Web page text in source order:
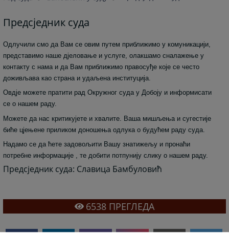
Предсједник суда
Одлучили смо да Вам се овим путем приближимо у комуникацији,
представимо наше дјеловање и услуге, олакшамо сналажење у
контакту с нама и да Вам приближимо правосуђе које се често
доживљава као страна и удаљена институција.
Овдје можете пратити рад Окружног суда у Добоју и информисати
се о нашем раду.
Можете да нас критикујете и хвалите. Ваша мишљења и сугестије
биће цјењене приликом доношења одлука о будућем раду суда.
Надамо се да ћете задовољити Вашу знатижељу и пронаћи
потребне информације , те добити потпунију слику о нашем раду.
Предсједник суда: Славица Бамбуловић
6538 ПРЕГЛЕДА